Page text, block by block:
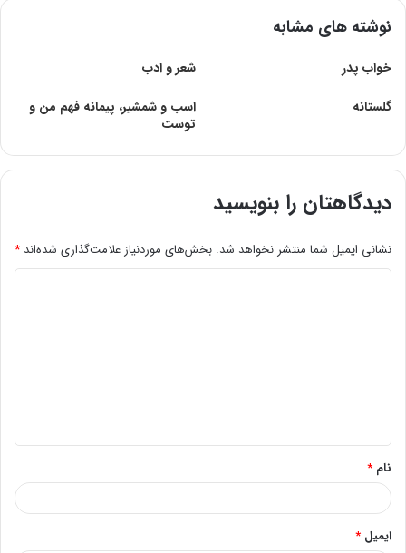
نوشته های مشابه
خواب پدر
شعر و ادب
گلستانه
اسب و شمشیر، پیمانه فهم من و
توست
دیدگاهتان را بنویسید
نشانی ایمیل شما منتشر نخواهد شد. بخش‌های موردنیاز علامت‌گذاری شده‌اند *
*
نام *
ایمیل *